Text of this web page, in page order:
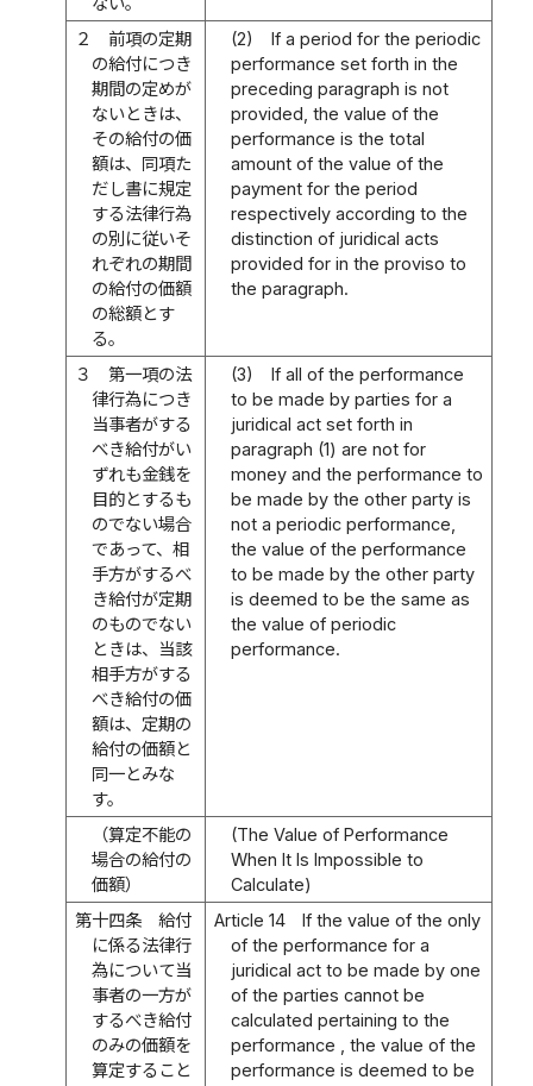
２
前項の定期
の給付につき
期間の定めが
ないときは、
その給付の価
額は、同項た
だし書に規定
する法律行為
の別に従いそ
れぞれの期間
の給付の価額
の総額とす
る。
(2)
If a period for the periodic
performance set forth in the
preceding paragraph is not
provided, the value of the
performance is the total
amount of the value of the
payment for the period
respectively according to the
distinction of juridical acts
provided for in the proviso to
the paragraph.
３
第一項の法
律行為につき
当事者がする
べき給付がい
ずれも金銭を
目的とするも
のでない場合
であって、相
手方がするべ
き給付が定期
のものでない
ときは、当該
相手方がする
べき給付の価
額は、定期の
給付の価額と
同一とみな
す。
(3)
If all of the performance
to be made by parties for a
juridical act set forth in
paragraph (1) are not for
money and the performance to
be made by the other party is
not a periodic performance,
the value of the performance
to be made by the other party
is deemed to be the same as
the value of periodic
performance.
（算定不能の
場合の給付の
価額）
(The Value of Performance
When It Is Impossible to
Calculate)
第十四条
給付
に係る法律行
為について当
事者の一方が
するべき給付
のみの価額を
算定すること
Article 14
If the value of the only
of the performance for a
juridical act to be made by one
of the parties cannot be
calculated pertaining to the
performance , the value of the
performance is deemed to be